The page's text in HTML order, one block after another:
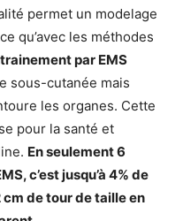
permet un modelage
qu’avec les méthodes
par EMS
sous-cutanée mais
les organes. Cette
pour la santé et
En seulement 6
c’est jusqu’à 4% de
de tour de taille en